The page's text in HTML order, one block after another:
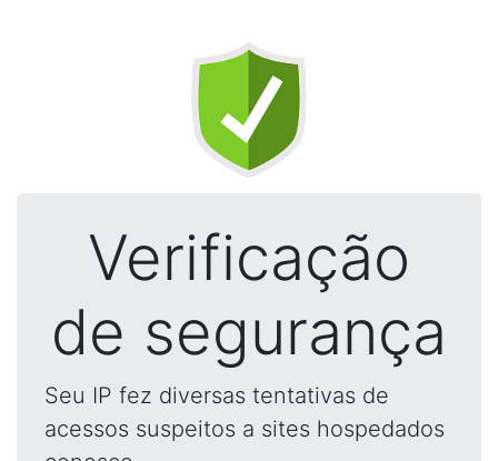
Verificação
de segurança
Seu IP fez diversas tentativas de
acessos suspeitos a sites hospedados